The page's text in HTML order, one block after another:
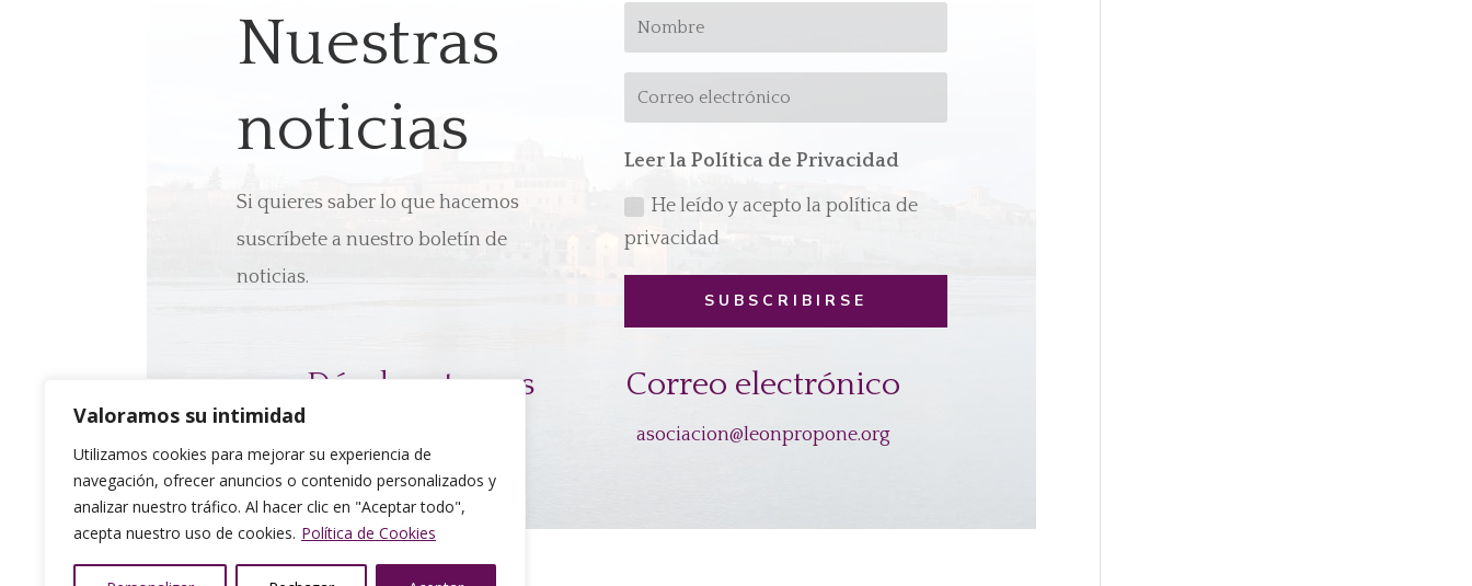
Valoramos su intimidad
Utilizamos cookies para mejorar su experiencia de
navegación, ofrecer anuncios o contenido personalizados y
analizar nuestro tráfico. Al hacer clic en "Aceptar todo",
acepta nuestro uso de cookies. Política de Cookies
Nuestras
noticias
Si quieres saber lo que hacemos
suscríbete a nuestro boletín de
noticias.
Leer la Política de Privacidad
He leído y acepto la política de
privacidad
SUBSCRIBIRSE
Dónde estamos
S/N. Edificio CHF.
24005 León
Correo electrónico
asociacion@leonpropone.org